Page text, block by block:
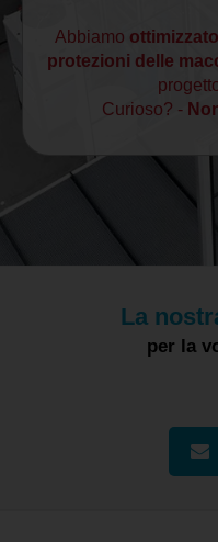
Abbiamo
protezioni delle
Curioso? -
La
per la